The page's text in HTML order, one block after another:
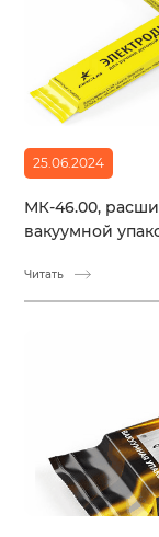
25.06.2024
МК-46.00,
вакуумной
Читать